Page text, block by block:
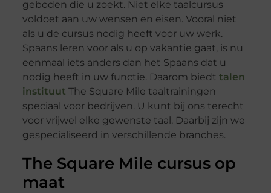
geboden die u zoekt. Niet elke taalcursus
voldoet aan uw wensen en eisen. Vooral niet
als u de cursus nodig heeft voor uw werk.
Spaans leren voor als u op vakantie gaat, is nu
eenmaal iets anders dan het Spaans dat u
nodig heeft in uw functie. Daarom biedt talen
instituut The Square Mile taaltrainingen
speciaal voor bedrijven. U kunt bij ons terecht
voor vrijwel elke gewenste taal. Daarbij zijn we
gespecialiseerd in verschillende branches.
The Square Mile cursus op
maat